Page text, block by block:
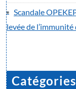
Scandale
levée de l’immunité
Catégories